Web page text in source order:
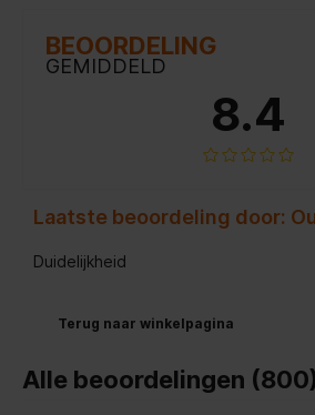
BEOORDELING
GEMIDDELD
8.4
Laatste beoordeling door:
Duidelijkheid
Terug naar winkelpagina
Alle beoordelingen (800)